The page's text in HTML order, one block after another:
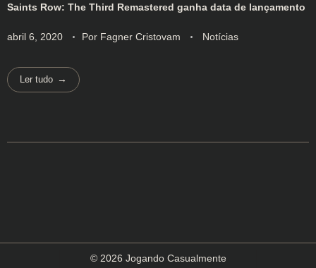
Saints Row: The Third Remastered ganha data de lançamento
abril 6, 2020 Por Fagner Cristovam Notícias
Ler tudo
© 2026 Jogando Casualmente